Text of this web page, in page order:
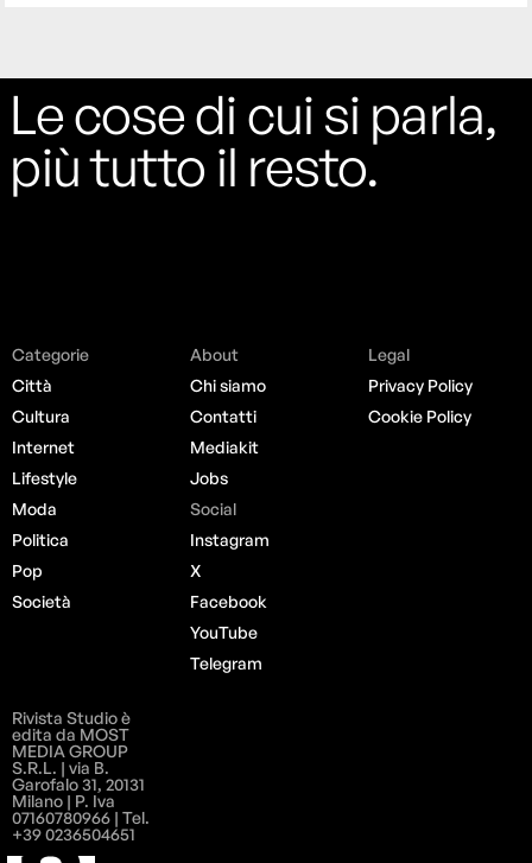
Le cose di cui si parla,
più tutto il resto.
Categorie
Città
Cultura
Internet
Lifestyle
Moda
Politica
Pop
Società
About
Chi siamo
Contatti
Mediakit
Jobs
Social
Instagram
X
Facebook
YouTube
Telegram
Legal
Privacy Policy
Cookie Policy
Rivista Studio è
edita da MOST
MEDIA GROUP
S.R.L. | via B.
Garofalo 31, 20131
Milano | P. Iva
07160780966 | Tel.
+39 0236504651